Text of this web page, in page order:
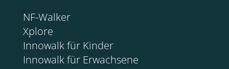
NF-Walker
Xplore
Innowalk für Kinder
Innowalk für Erwachsene